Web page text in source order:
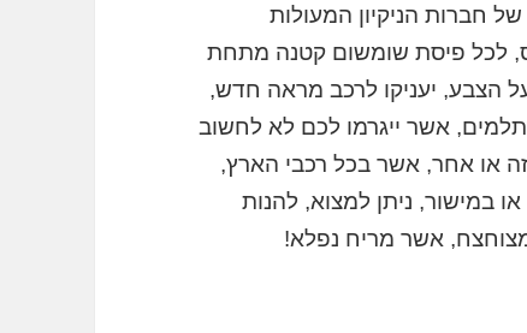
חברות הניקיון המעולות
לכל פיסת שומשום קטנה מתחת
הצבע, יעניקו לרכב מראה חדש,
אשר ייגרמו לכם לא לחשוב
או אחר, אשר בכל רכבי הארץ,
במישור, ניתן למצוא, להנות
אשר מריח נפלא!